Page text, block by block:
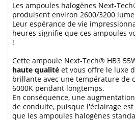
Les ampoules halogènes Next-
produisent environ 2600/3200
Leur espérance de vie
heures signifie que ces ampoules
!
Cette ampoule Next-Tech® HB3
haute qualité et vous offre le luxe
brillante avec une température de
6000K pendant longtemps.
En conséquence, une
de conduite, puisque l'éclairage
que les ampoules halogènes